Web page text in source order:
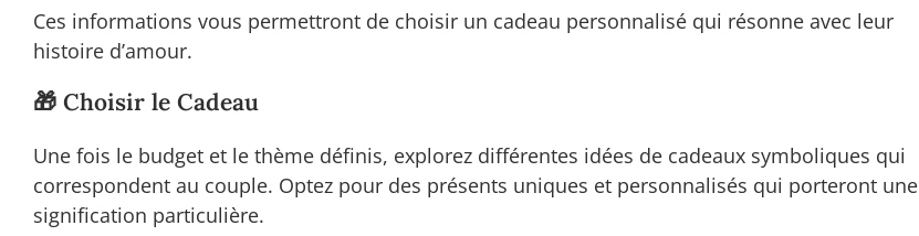
Ces informations vous permettront de choisir un cadeau personnalisé qui résonne avec leur
histoire d’amour.
🎁 Choisir le Cadeau
Une fois le budget et le thème définis, explorez différentes idées de cadeaux symboliques qui
correspondent au couple. Optez pour des présents uniques et personnalisés qui porteront une
signification particulière.